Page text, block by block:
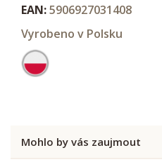
EAN:5906927031408
Vyrobeno v Polsku
Mohlo by vás zaujmout